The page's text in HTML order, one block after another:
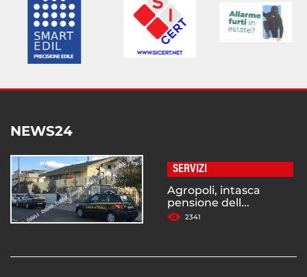
NEWS24
SERVIZI
Agropoli, intasca
pensione dell...
2341